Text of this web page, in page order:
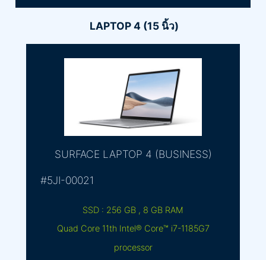
LAPTOP 4 (15 นิ้ว)
SURFACE LAPTOP 4 (BUSINESS)
#5JI-00021
SSD : 256 GB , 8 GB RAM
Quad Core 11th Intel® Core™ i7-1185G7
processor